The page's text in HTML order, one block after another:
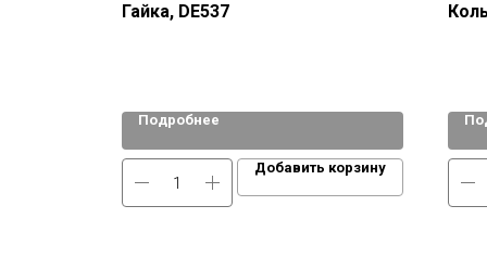
Гайка, DE537
Подробнее
Добавить корзину